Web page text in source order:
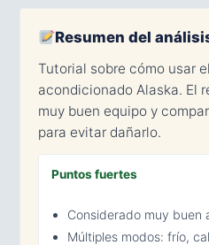
Resumen del
Tutorial sobre cómo usar
acondicionado Alaska. El
muy buen equipo y
para evitar dañarlo.
Puntos fuertes
Considerado muy buen
Múltiples modos: frío,